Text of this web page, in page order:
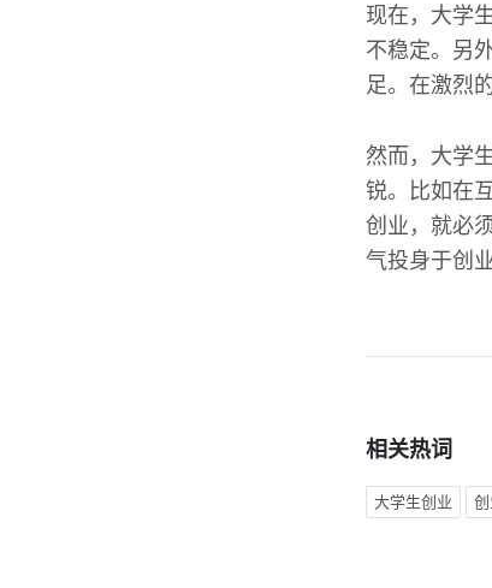
现在，大学
不稳定。另
足。在激烈
然而，大学
锐。比如在
创业，就必
气投身于创
相关热词
大学生创业